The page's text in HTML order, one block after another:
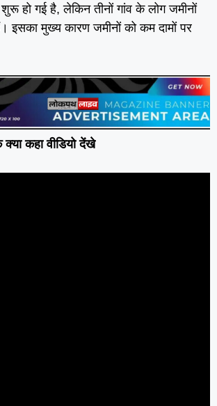
शुरू हो गई है, लेकिन तीनों गांव के लोग जमीनों
इसका मुख्य कारण जमीनों को कम दामों पर
कहा वीडियो देंखे